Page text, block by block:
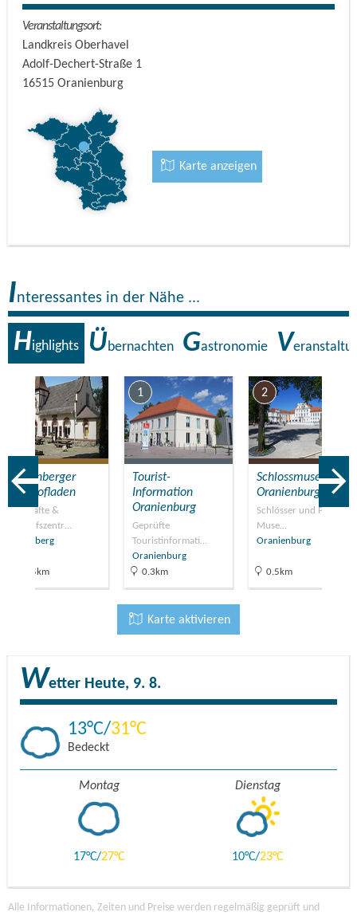
Veranstaltungsort:
Landkreis Oberhavel
Adolf-Dechert-Straße 1
16515 Oranienburg
Karte anzeigen
Interessantes in der Nähe ...
Highlights Übernachten Gastronomie V
Liebenberger
Gutshofladen
Geschäfte &
Einkaufszentr…
Liebenberg
15.5km
1
Tourist-
Information
Oranienburg
Geprüfte
Touristinformati…
Oranienburg
0.3km
2
Schlossmuseum
Oranienburg
Schlösser und Parks,
Muse…
Oranienburg
0.5km
Karte aktivieren
Wetter Heute, 9. 8.
13 31
Bedeckt
Montag
17 27
Dienstag
10 23
Alle Informationen, Zeiten und Preise werden regelmäßig geprüft und